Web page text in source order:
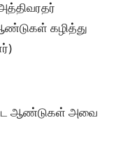
கழித்து
ஆண்டுகள் அவை